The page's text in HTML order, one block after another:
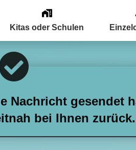
Kitas oder Schulen
Nachricht gesendet
bei Ihnen zurück.